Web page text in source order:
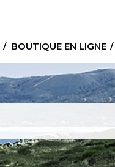
BOUTIQUE EN LIGNE